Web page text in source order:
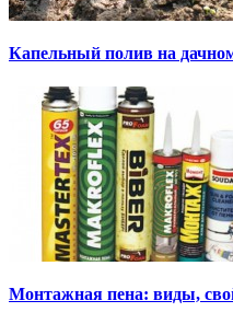
Капельный полив на
Монтажная пена: виды,